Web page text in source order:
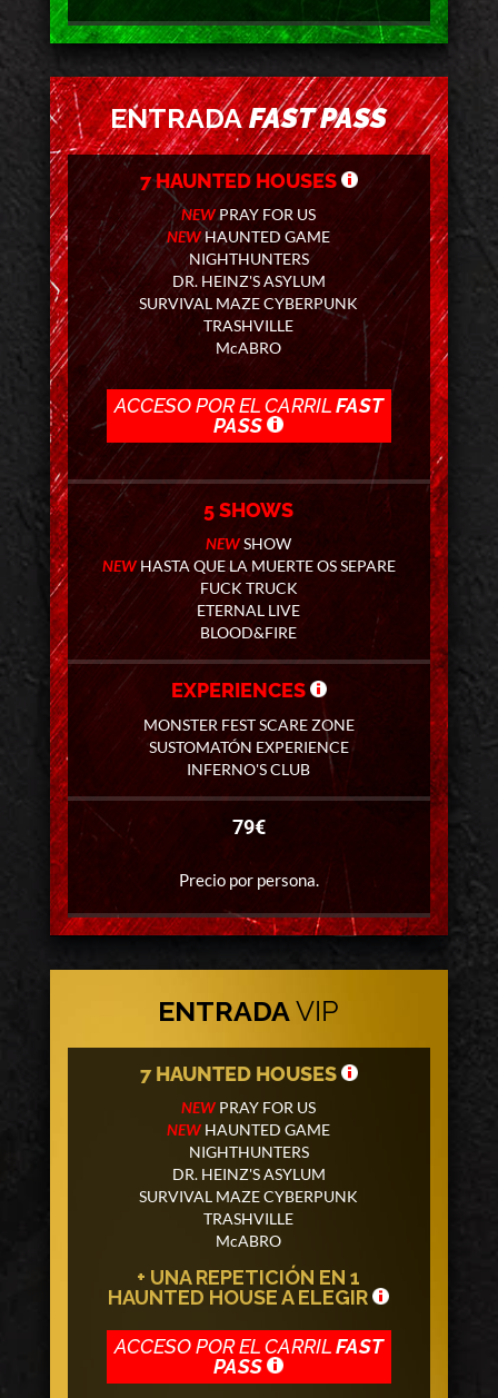
ENTRADAFAST PASS
7 HAUNTED HOUSES
NEWPRAY FOR US
NEWHAUNTED GAME
NIGHTHUNTERS
DR. HEINZ'S ASYLUM
SURVIVAL MAZE CYBERPUNK
TRASHVILLE
McABRO
ACCESO POR EL CARRILFAST
PASS
5 SHOWS
NEWSHOW
NEW HASTA QUE LA MUERTE OS SEPARE
FUCK TRUCK
ETERNAL LIVE
BLOOD&FIRE
EXPERIENCES
MONSTER FEST SCARE ZONE
SUSTOMATÓN EXPERIENCE
INFERNO'S CLUB
79€
Precio por persona.
ENTRADAVIP
7 HAUNTED HOUSES
NEW PRAY FOR US
NEW HAUNTED GAME
NIGHTHUNTERS
DR. HEINZ'S ASYLUM
SURVIVAL MAZE CYBERPUNK
TRASHVILLE
McABRO
+ UNA REPETICIÓN EN 1
HAUNTED HOUSE A ELEGIR
ACCESO POR EL CARRILFAST
PASS